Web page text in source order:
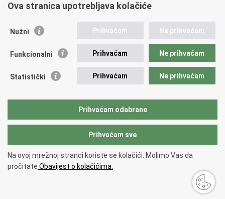
Važne poveznice
EMN Nacionalna kontaktna točka za Republiku Hrvatsku
Policijska akademija
Zaklada policijske solidarnosti
Udruge
Copyright © 2026 Ministarstvo unutarnjih poslova Republike Hrvatske.
Uvjeti korištenja.Izjava o pristupačnosti
Ova stranica upotrebljava kolačiće
Nužni Prihvaćam Ne prihvaćam
Funkcionalni Prihvaćam Ne prihvaćam
Statistički Prihvaćam Ne prihvaćam
Prihvaćam odabrane
Prihvaćam sve
Na ovoj mrežnoj stranci koriste se kolačići. Molimo Vas da
pročitate Obavijest o kolačićima.